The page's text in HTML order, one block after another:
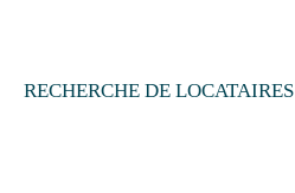
RECHERCHE DE LOCATAIRES